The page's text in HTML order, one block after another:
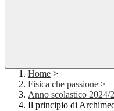
Home >
Fisica che passione >
Anno scolastico 2024/
Il principio di